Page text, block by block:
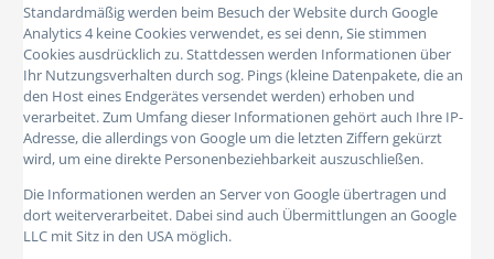
Standardmäßig werden beim Besuch der Website durch Google
Analytics 4 keine Cookies verwendet, es sei denn, Sie stimmen
Cookies ausdrücklich zu. Stattdessen werden Informationen über
Ihr Nutzungsverhalten durch sog. Pings (kleine Datenpakete, die an
den Host eines Endgerätes versendet werden) erhoben und
verarbeitet. Zum Umfang dieser Informationen gehört auch Ihre IP-
Adresse, die allerdings von Google um die letzten Ziffern gekürzt
wird, um eine direkte Personenbeziehbarkeit auszuschließen.
Die Informationen werden an Server von Google übertragen und
dort weiterverarbeitet. Dabei sind auch Übermittlungen an Google
LLC mit Sitz in den USA möglich.